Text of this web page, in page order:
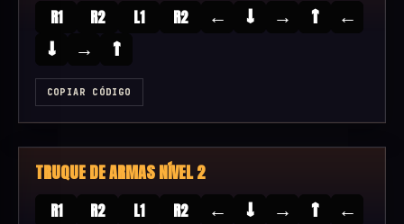
R1 R2 L1 R2 ← ↓ → ↑
←
↓
→ ↑
COPIAR CÓDIGO
TRUQUE DE ARMAS NÍVEL 2
R1 R2 L1 R2 ← ↓ → ↑
←